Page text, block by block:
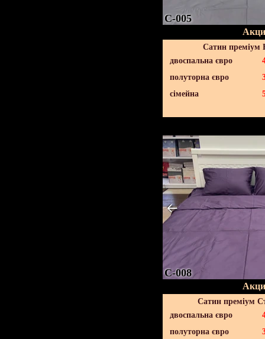
C-005
Сатин преміум
двоспальна євро
полуторна євро
сімейна
C-008
Сатин преміум
двоспальна євро
полуторна євро